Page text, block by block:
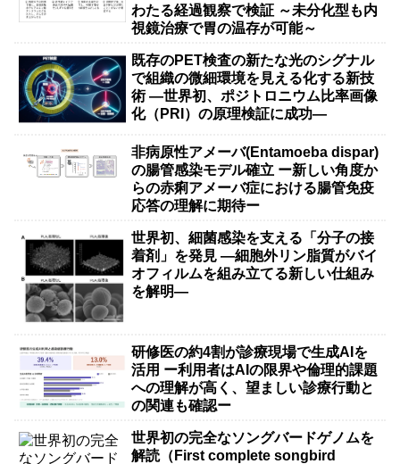
わたる経過観察で検証 ～未分化型も内
視鏡治療で胃の温存が可能～
既存のPET検査の新たな光のシグナル
で組織の微細環境を見える化する新技
術 ―世界初、ポジトロニウム比率画像
化（PRI）の原理検証に成功―
非病原性アメーバ(Entamoeba dispar)
の腸管感染モデル確立 ー新しい角度か
らの赤痢アメーバ症における腸管免疫
応答の理解に期待ー
世界初、細菌感染を支える「分子の接
着剤」を発見 ―細胞外リン脂質がバイ
オフィルムを組み立てる新しい仕組み
を解明―
研修医の約4割が診療現場で生成AIを
活用 ー利用者はAIの限界や倫理的課題
への理解が高く、望ましい診療行動と
の関連も確認ー
世界初の完全なソングバードゲノムを
解読（First complete songbird